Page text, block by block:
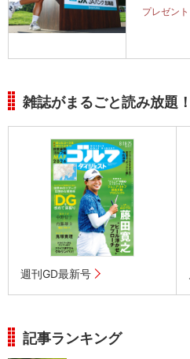
プレゼント
雑誌がまるごと読み放題！
週刊GD最新号
記事ランキング